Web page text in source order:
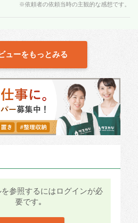
※依頼者の依頼当時の主観的な感想です。
ューをもっとみる
参照するにはログインが必
要です｡